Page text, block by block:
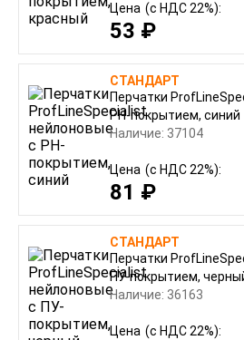
Цена (с НДС 22%):
53 ₽
СТАНДАРТ
Перчатки
РН-покрытием, синий
Наличие: 37104
Цена (с НДС 22%):
81 ₽
СТАНДАРТ
Перчатки
ПУ-покрытием,
Наличие: 36163
Цена (с НДС 22%):